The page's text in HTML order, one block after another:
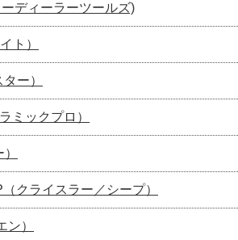
ディーラーツールズ)
ト）
ー）
ミックプロ）
クライスラー／シープ）
）